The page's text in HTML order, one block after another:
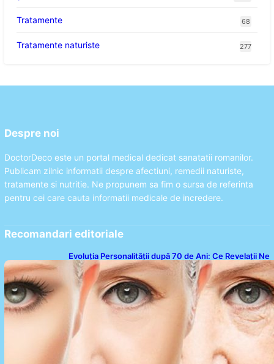
Tratamente 68
Tratamente naturiste 277
Despre noi
DoctorDeco este un portal medical dedicat sanatatii romanilor.
Publicam zilnic informatii despre afectiuni, remedii naturiste,
tratamente si nutritie. Ne propunem sa fim o sursa de referinta
pentru cei care cauta informatii medicale de incredere.
Recomandari editoriale
Evoluția Personalității după 70 de Ani: Ce Revelații Ne
Oferă Studiile Psihologice